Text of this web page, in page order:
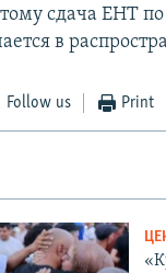
сдача ЕНТ
в
Follow us Print